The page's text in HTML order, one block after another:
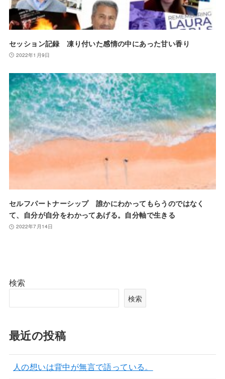
セッション記録 凍り付いた感情の中にあった甘い香り
2022年1月9日
セルフパートナーシップ 誰かにわかってもらうのではなく
て、自分が自分をわかってあげる。自分軸で生きる
2022年7月14日
検索
検索
最近の投稿
人の想いは背中が無言で語っている。